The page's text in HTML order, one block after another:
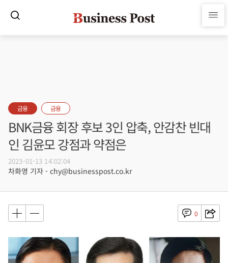
금융 금융
BNK금융 회장 후보 3인 압축, 안감찬 빈대
인 김윤모 강점과 약점은
2023-01-13 14:02:04
차화영 기자 - chy@businesspost.co.kr
0